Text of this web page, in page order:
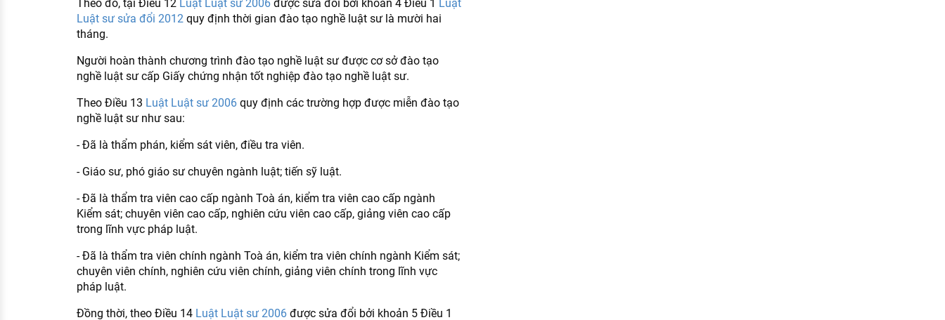
Theo đó, tại Điều 12 Luật Luật sư 2006được sửa đổi bởi khoản 4 Điều 1 Luật
Luật sư sửa đổi 2012quy định thời gian đào tạo nghề luật sư là mười hai
tháng.
Người hoàn thành chương trình đào tạo nghề luật sư được cơ sở đào tạo
nghề luật sư cấp Giấy chứng nhận tốt nghiệp đào tạo nghề luật sư.
Theo Điều 13 Luật Luật sư 2006quy định các trường hợp được miễn đào tạo
nghề luật sư như sau:
- Đã là thẩm phán, kiểm sát viên, điều tra viên.
- Giáo sư, phó giáo sư chuyên ngành luật; tiến sỹ luật.
- Đã là thẩm tra viên cao cấp ngành Toà án, kiểm tra viên cao cấp ngành
Kiểm sát; chuyên viên cao cấp, nghiên cứu viên cao cấp, giảng viên cao cấp
trong lĩnh vực pháp luật.
- Đã là thẩm tra viên chính ngành Toà án, kiểm tra viên chính ngành Kiểm sát;
chuyên viên chính, nghiên cứu viên chính, giảng viên chính trong lĩnh vực
pháp luật.
Đồng thời, theo Điều 14 Luật Luật sư 2006được sửa đổi bởi khoản 5 Điều 1